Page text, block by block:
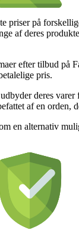
på
af deres
efter tilbud
pris.
deres
af en orden,
en alternativ